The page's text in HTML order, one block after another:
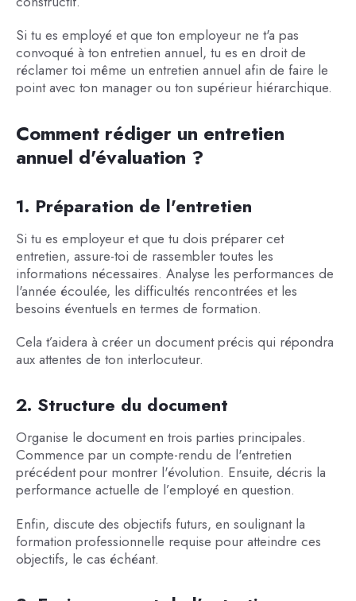
Si tu es employé et que ton employeur ne t'a pas
convoqué à ton entretien annuel, tu es en droit de
réclamer toi même un entretien annuel afin de faire le
point avec ton manager ou ton supérieur hiérarchique.
Comment rédiger un entretien
annuel d'évaluation ?
1. Préparation de l'entretien
Si tu es employeur et que tu dois préparer cet
entretien, assure-toi de rassembler toutes les
informations nécessaires. Analyse les performances de
l'année écoulée, les difficultés rencontrées et les
besoins éventuels en termes de formation.
Cela t’aidera à créer un document précis qui répondra
aux attentes de ton interlocuteur.
2. Structure du document
Organise le document en trois parties principales.
Commence par un compte-rendu de l'entretien
précédent pour montrer l'évolution. Ensuite, décris la
performance actuelle de l’employé en question.
Enfin, discute des objectifs futurs, en soulignant la
formation professionnelle requise pour atteindre ces
objectifs, le cas échéant.